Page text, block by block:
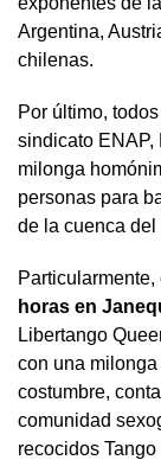
Argentina,
chilenas.
Por último,
sindicato ENAP,
milonga
personas para
de la cuenca del
Particularmente,
horas en
Libertango
con una
costumbre,
comunidad
recocidos